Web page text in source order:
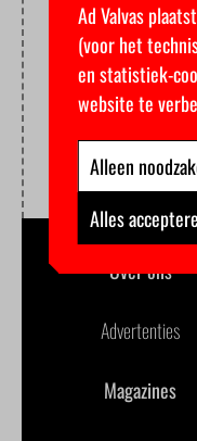
Over ons
Advertenties
Magazines
Ad Valvas
(voor het
en statistiek-
website te
Alleen
Alles